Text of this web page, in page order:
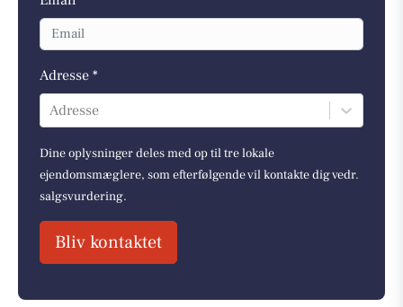
Adresse *
Adresse
Dine oplysninger deles med op til tre lokale
ejendomsmæglere, som efterfølgende vil kontakte dig vedr.
salgsvurdering.
Bliv kontaktet